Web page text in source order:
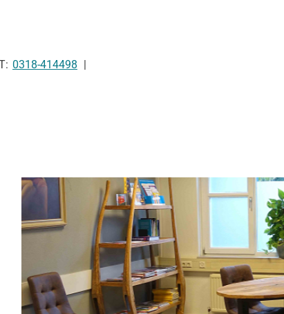
Tel:
0318-414498
Praktijkinformatie